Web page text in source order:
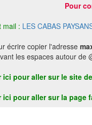
Pour
mail : LES CABAS
écrire copier l'adresse
les espaces autour de
ici pour aller sur le site
ici pour aller sur la page